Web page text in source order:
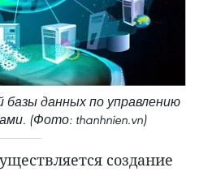
базы данных по управлению
(Фото: thanhnien.vn)
создание